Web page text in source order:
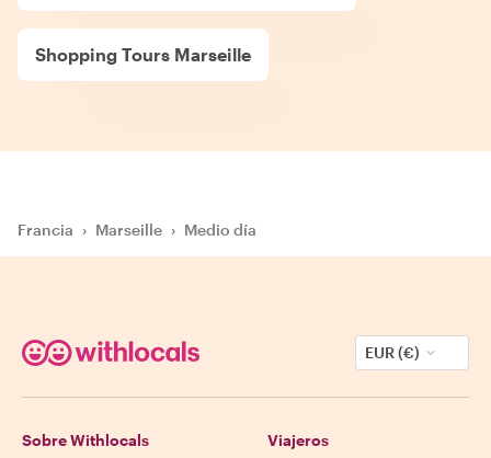
Shopping Tours Marseille
Francia › Marseille › Medio día
EUR (€)
Sobre Withlocals Viajeros